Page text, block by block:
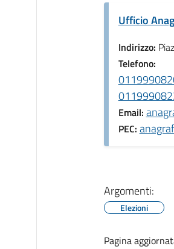
Ufficio
Indirizzo:
Telefono:
Email:
PEC:
Argomenti:
Elezioni
Pagina